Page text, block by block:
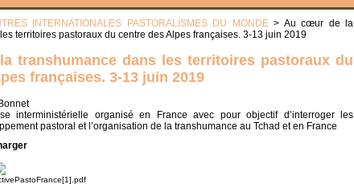
INTERNATIONALES PASTORALISMES DU MONDE> Au cœur de la
territoires pastoraux du centre des Alpes françaises. 3-13 juin 2019
transhumance dans les territoires pastoraux du
françaises. 3-13 juin 2019
interministérielle organisé en France avec pour objectif d’interroger les
pastoral et l’organisation de la transhumance au Tchad et en France